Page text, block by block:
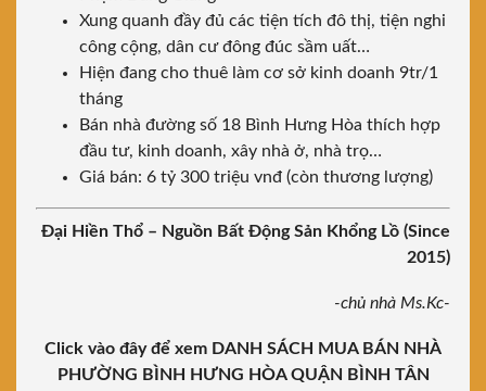
Xung quanh đầy đủ các tiện tích đô thị, tiện nghi
công cộng, dân cư đông đúc sầm uất…
Hiện đang cho thuê làm cơ sở kinh doanh 9tr/1
tháng
Bán nhà đường số 18 Bình Hưng Hòa thích hợp
đầu tư, kinh doanh, xây nhà ở, nhà trọ…
Giá bán: 6 tỷ 300 triệu vnđ (còn thương lượng)
Đại Hiền Thổ – Nguồn Bất Động Sản Khổng Lồ (Since
2015)
-chủ nhà Ms.Kc-
Click vào đây để xem DANH SÁCH MUA BÁN NHÀ
PHƯỜNG BÌNH HƯNG HÒA QUẬN BÌNH TÂN